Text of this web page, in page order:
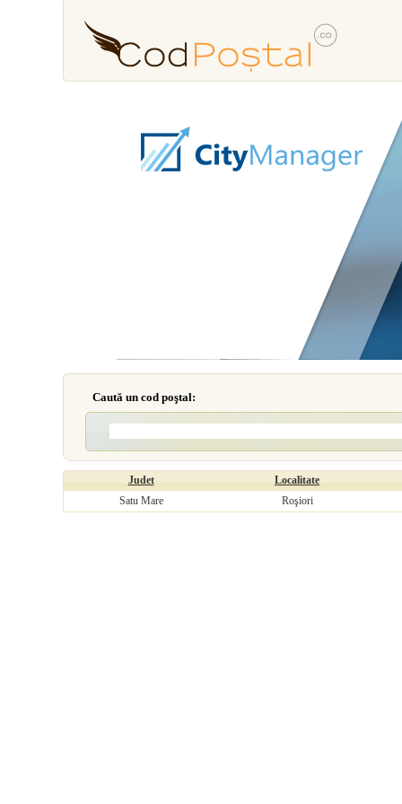
Caută un cod poştal:
Judet
Localitate
Satu Mare
Roşiori